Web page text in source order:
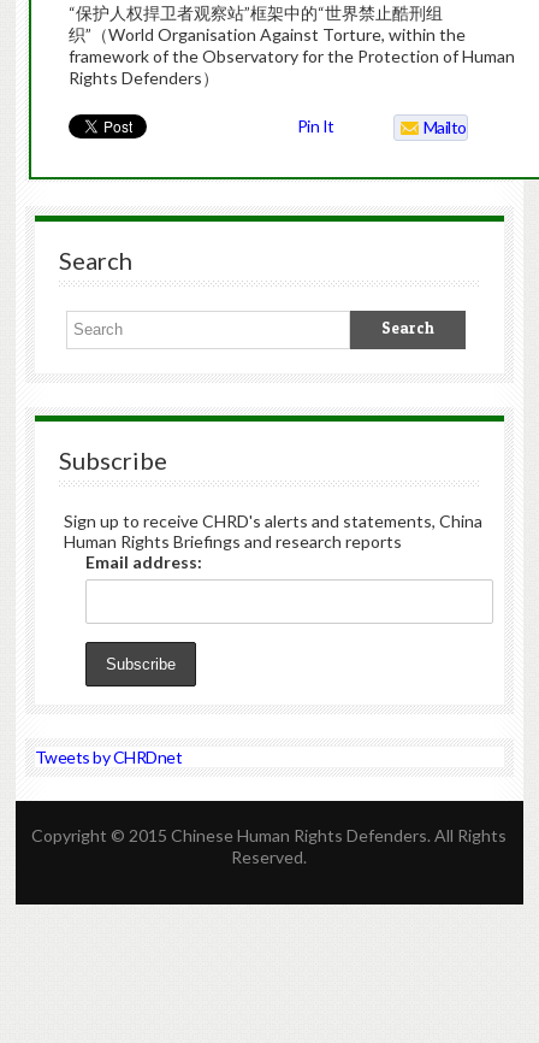
“保护人权捍卫者观察站”框架中的“世界禁止酷刑组
织”（World Organisation Against Torture, within the
framework of the Observatory for the Protection of Human
Rights Defenders）
Pin It Mailto
Search
Subscribe
Sign up to receive CHRD's alerts and statements, China
Human Rights Briefings and research reports
Email address:
Tweets by CHRDnet
Copyright © 2015 Chinese Human Rights Defenders. All Rights
Reserved.